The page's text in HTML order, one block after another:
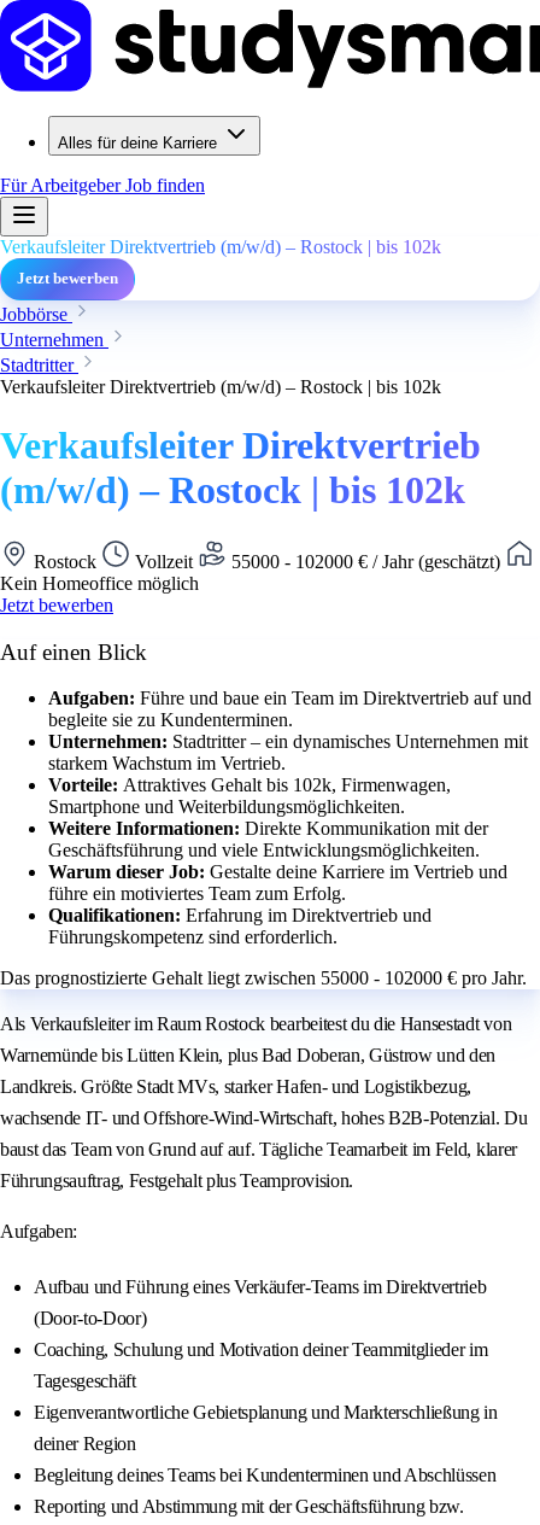
Alles für deine Karriere
Für ArbeitgeberJob finden
Verkaufsleiter Direktvertrieb (m/w/d) – Rostock | bis 102k
Jetzt bewerben
Jobbörse
Unternehmen
Stadtritter
Verkaufsleiter Direktvertrieb (m/w/d) – Rostock | bis 102k
Verkaufsleiter Direktvertrieb
(m/w/d) – Rostock | bis 102k
Rostock Vollzeit
55000 - 102000 € / Jahr (geschätzt)
Kein Homeoffice möglich
Jetzt bewerben
Auf einen Blick
Aufgaben: Führe und baue ein Team im Direktvertrieb auf und
begleite sie zu Kundenterminen.
Unternehmen: Stadtritter – ein dynamisches Unternehmen mit
starkem Wachstum im Vertrieb.
Vorteile: Attraktives Gehalt bis 102k, Firmenwagen,
Smartphone und Weiterbildungsmöglichkeiten.
Weitere Informationen: Direkte Kommunikation mit der
Geschäftsführung und viele Entwicklungsmöglichkeiten.
Warum dieser Job: Gestalte deine Karriere im Vertrieb und
führe ein motiviertes Team zum Erfolg.
Qualifikationen: Erfahrung im Direktvertrieb und
Führungskompetenz sind erforderlich.
Das prognostizierte Gehalt liegt zwischen 55000 - 102000 € pro Jahr.
Als Verkaufsleiter im Raum Rostock bearbeitest du die Hansestadt von
Warnemünde bis Lütten Klein, plus Bad Doberan, Güstrow und den
Landkreis. Größte Stadt MVs, starker Hafen- und Logistikbezug,
wachsende IT- und Offshore-Wind-Wirtschaft, hohes B2B-Potenzial. Du
baust das Team von Grund auf auf. Tägliche Teamarbeit im Feld, klarer
Führungsauftrag, Festgehalt plus Teamprovision.
Aufgaben:
Aufbau und Führung eines Verkäufer-Teams im Direktvertrieb
(Door-to-Door)
Coaching, Schulung und Motivation deiner Teammitglieder im
Tagesgeschäft
Eigenverantwortliche Gebietsplanung und Markterschließung in
deiner Region
Begleitung deines Teams bei Kundenterminen und Abschlüssen
Reporting und Abstimmung mit der Geschäftsführung bzw.